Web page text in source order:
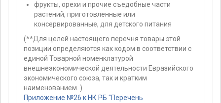
фрукты, орехи и прочие съедобные части
растений, приготовленные или
консервированные, для детского питания
(**Для целей настоящего перечня товары этой
позиции определяются как кодом в соответствии с
единой Товарной номенклатурой
внешнеэкономической деятельности Евразийского
экономического союза, так и кратким
наименованием. )
Приложение №26 к НК РБ "Перечень